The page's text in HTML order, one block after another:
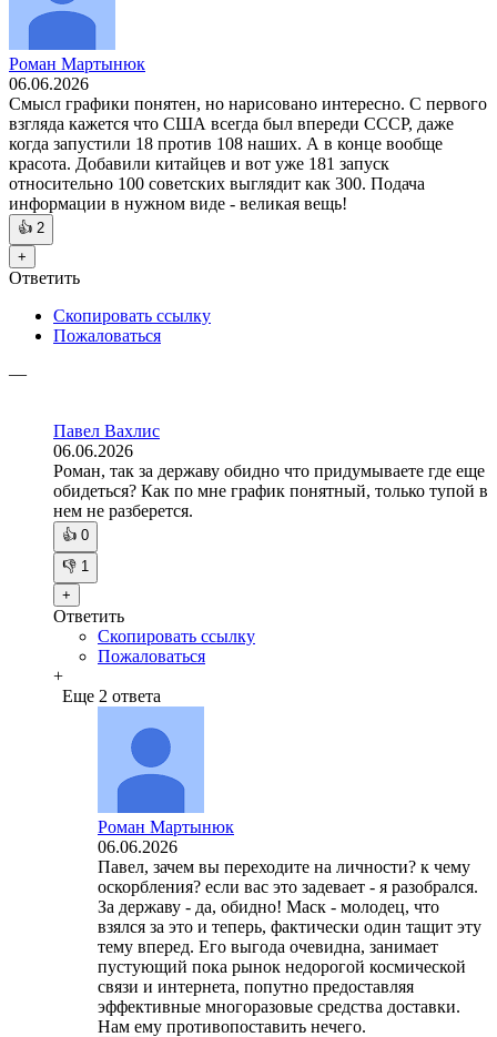
Роман Мартынюк
06.06.2026
Смысл графики понятен, но нарисовано интересно. С первого
взгляда кажется что США всегда был впереди СССР, даже
когда запустили 18 против 108 наших. А в конце вообще
красота. Добавили китайцев и вот уже 181 запуск
относительно 100 советских выглядит как 300. Подача
информации в нужном виде - великая вещь!
👍 2
+
Ответить
Скопировать ссылку
Пожаловаться
—
Павел Вахлис
06.06.2026
Роман, так за державу обидно что придумываете где еще
обидеться? Как по мне график понятный, только тупой в
нем не разберется.
👍 0
👎 1
+
Ответить
Скопировать ссылку
Пожаловаться
+
Еще 2 ответа
Роман Мартынюк
06.06.2026
Павел, зачем вы переходите на личности? к чему
оскорбления? если вас это задевает - я разобрался.
За державу - да, обидно! Маск - молодец, что
взялся за это и теперь, фактически один тащит эту
тему вперед. Его выгода очевидна, занимает
пустующий пока рынок недорогой космической
связи и интернета, попутно предоставляя
эффективные многоразовые средства доставки.
Нам ему противопоставить нечего.